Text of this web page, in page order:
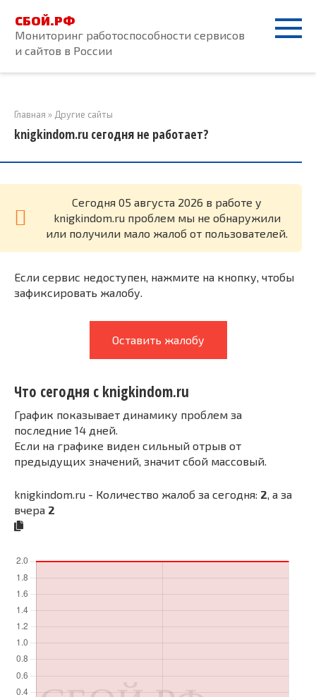
контенту
СБОЙ.РФ
Мониторинг работоспособности сервисов
и сайтов в России
Главная » Другие сайты
knigkindom.ru сегодня не работает?
Cегодня 05 августа 2026 в работе у
knigkindom.ru проблем мы не обнаружили
или получили мало жалоб от пользователей.
Если сервис недоступен, нажмите на кнопку, чтобы
зафиксировать жалобу.
Оставить жалобу
Что сегодня с knigkindom.ru
График показывает динамику проблем за
последние 14 дней.
Если на графике виден сильный отрыв от
предыдущих значений, значит сбой массовый.
knigkindom.ru - Количество жалоб за сегодня: 2 , а за
вчера 2